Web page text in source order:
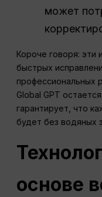
может
Короче говоря: эти
быстрых
профессиональных
Global GPT
гарантирует, что
будет без водяных
основе